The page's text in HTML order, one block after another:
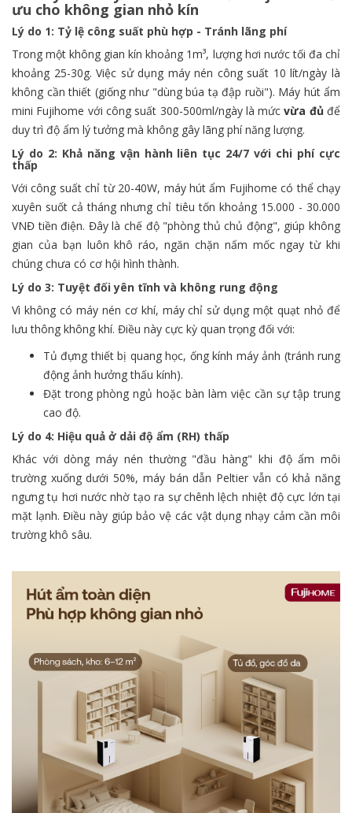
ưu cho không gian nhỏ kín
Lý do 1: Tỷ lệ công suất phù hợp - Tránh lãng phí
Trong một không gian kín khoảng 1m³, lượng hơi nước tối đa chỉ
khoảng 25-30g. Việc sử dụng máy nén công suất 10 lít/ngày là
không cần thiết (giống như "dùng búa tạ đập ruồi"). Máy hút ẩm
mini Fujihome với công suất 300-500ml/ngày là mứcvừa đủ để
duy trì độ ẩm lý tưởng mà không gây lãng phí năng lượng.
Lý do 2: Khả năng vận hành liên tục 24/7 với chi phí cực
thấp
Với công suất chỉ từ 20-40W, máy hút ẩm Fujihome có thể chạy
xuyên suốt cả tháng nhưng chỉ tiêu tốn khoảng 15.000 - 30.000
VNĐ tiền điện. Đây là chế độ "phòng thủ chủ động", giúp không
gian của bạn luôn khô ráo, ngăn chặn nấm mốc ngay từ khi
chúng chưa có cơ hội hình thành.
Lý do 3: Tuyệt đối yên tĩnh và không rung động
Vì không có máy nén cơ khí, máy chỉ sử dụng một quạt nhỏ để
lưu thông không khí. Điều này cực kỳ quan trọng đối với:
Tủ đựng thiết bị quang học, ống kính máy ảnh (tránh rung
động ảnh hưởng thấu kính).
Đặt trong phòng ngủ hoặc bàn làm việc cần sự tập trung
cao độ.
Lý do 4: Hiệu quả ở dải độ ẩm (RH) thấp
Khác với dòng máy nén thường "đầu hàng" khi độ ẩm môi
trường xuống dưới 50%, máy bán dẫn Peltier vẫn có khả năng
ngưng tụ hơi nước nhờ tạo ra sự chênh lệch nhiệt độ cực lớn tại
mặt lạnh. Điều này giúp bảo vệ các vật dụng nhạy cảm cần môi
trường khô sâu.